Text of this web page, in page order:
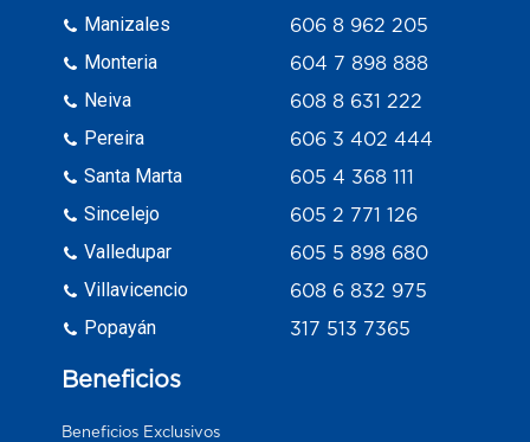
Manizales
Monteria
Neiva
Pereira
Santa Marta
Sincelejo
Valledupar
Villavicencio
Popayán
606 8 962 205
604 7 898 888
608 8 631 222
606 3 402 444
605 4 368 111
605 2 771 126
605 5 898 680
608 6 832 975
317 513 7365
Beneficios
Beneficios Exclusivos